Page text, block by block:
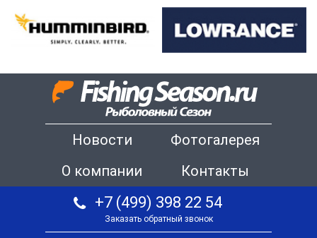
Новости
Фотогалерея
О компании
Контакты
+7 (499) 398 22 54
Заказать обратный звонок